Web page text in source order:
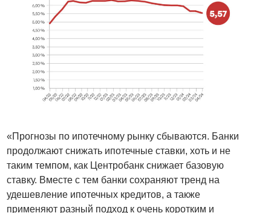
«Прогнозы по ипотечному рынку сбываются. Банки
продолжают снижать ипотечные ставки, хоть и не
таким темпом, как Центробанк снижает базовую
ставку. Вместе с тем банки сохраняют тренд на
удешевление ипотечных кредитов, а также
применяют разный подход к очень коротким и